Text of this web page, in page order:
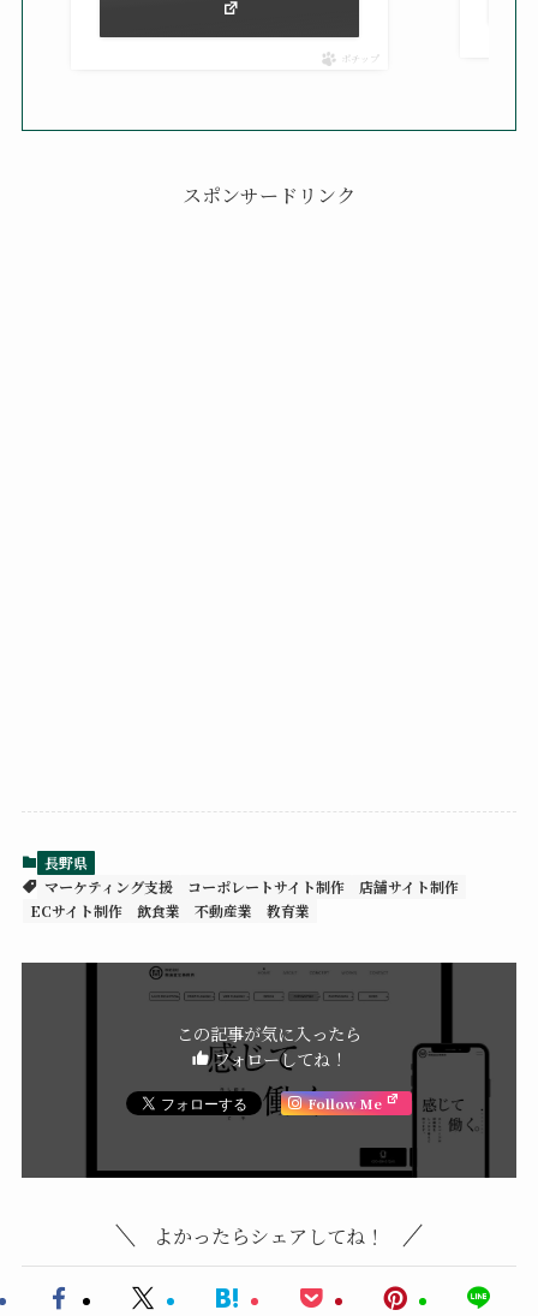
ポチップ
スポンサードリンク
長野県
マーケティング支援
コーポレートサイト制作
店舗サイト制作
ECサイト制作
飲食業 不動産業 教育業
この記事が気に入ったら
フォローしてね！
Follow Me
よかったらシェアしてね！